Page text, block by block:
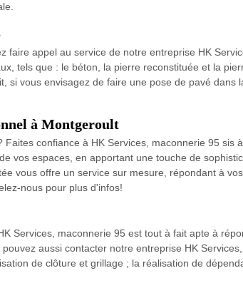
appel au service de notre entreprise HK
tels que : le béton, la pierre reconstituée et la
vous envisagez de faire une pose de pavé dans
à Montgeroult
confiance à HK Services, maconnerie 95 sis
vos espaces, en apportant une touche de
vous offre un service sur mesure, répondant à
nous pour plus d'infos!
Services, maconnerie 95 est tout à fait apte à
aussi contacter notre entreprise HK
de clôture et grillage ; la réalisation de